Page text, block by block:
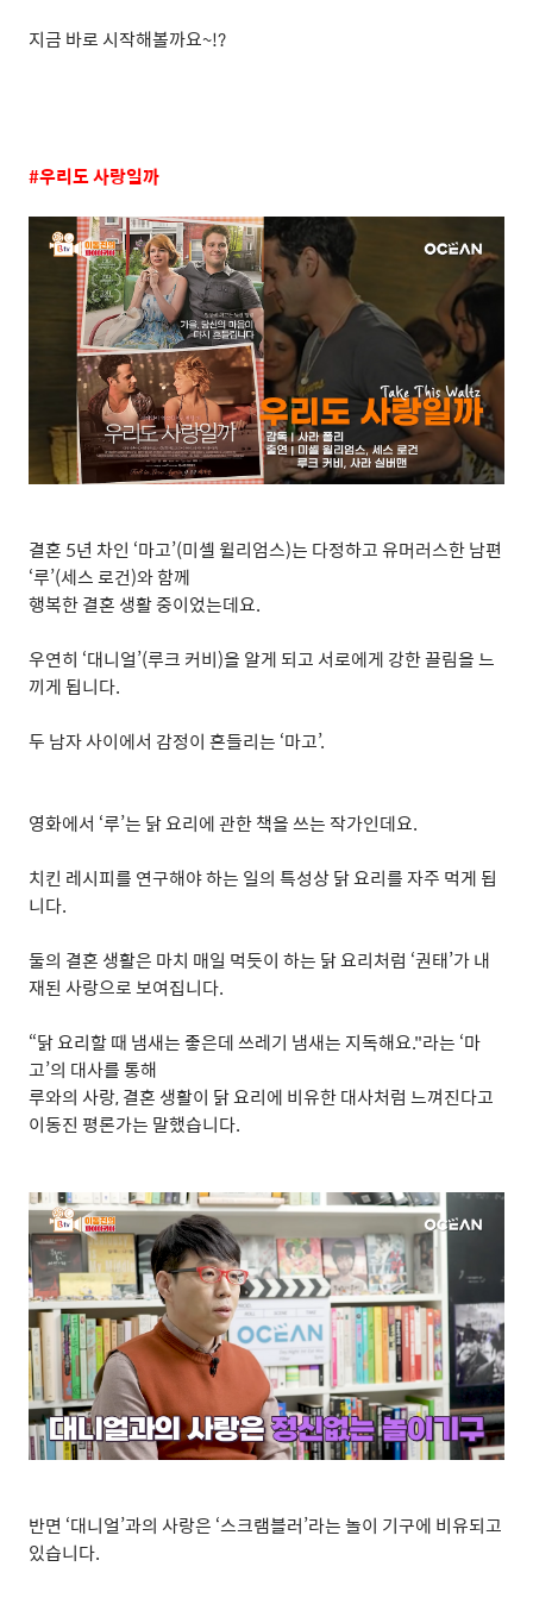
지금 바로 시작해볼까요~!?
#우리도 사랑일까
결혼 5년 차인 ‘마고’(미셸 윌리엄스)는 다정하고 유머러스한 남편
‘루’(세스 로건)와 함께
행복한 결혼 생활 중이었는데요.
우연히 ‘대니얼’(루크 커비)을 알게 되고 서로에게 강한 끌림을 느
끼게 됩니다.
두 남자 사이에서 감정이 흔들리는 ‘마고’.
영화에서 ‘루’는 닭 요리에 관한 책을 쓰는 작가인데요.
치킨 레시피를 연구해야 하는 일의 특성상 닭 요리를 자주 먹게 됩
니다.
둘의 결혼 생활은 마치 매일 먹듯이 하는 닭 요리처럼 ‘권태’가 내
재된 사랑으로 보여집니다.
“닭 요리할 때 냄새는 좋은데 쓰레기 냄새는 지독해요."라는 ‘마
고’의 대사를 통해
루와의 사랑,결혼 생활이 닭 요리에 비유한 대사처럼 느껴진다고
이동진 평론가는 말했습니다.
반면 ‘대니얼’과의 사랑은 ‘스크램블러’라는 놀이 기구에 비유되고
있습니다.